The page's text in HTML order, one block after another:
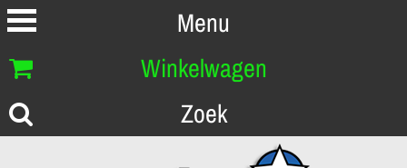
Menu
Winkelwagen
Zoek